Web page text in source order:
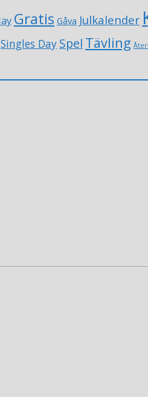
Gratis Gåva Julkalender
Singles Day Spel Tävling